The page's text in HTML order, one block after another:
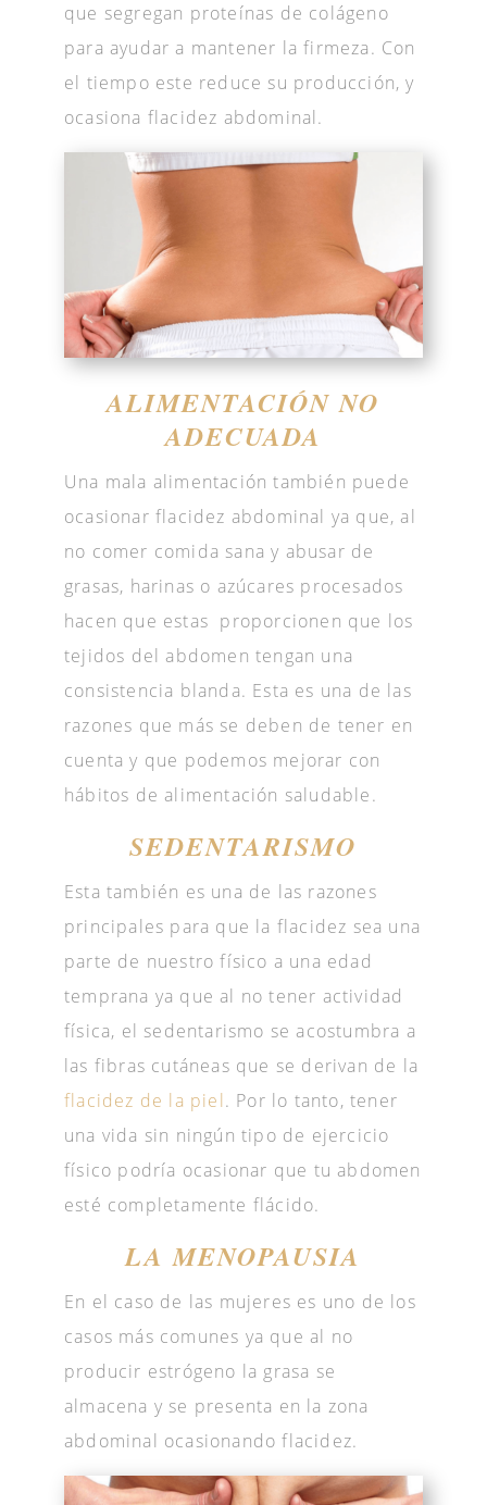
que segregan proteínas de colágeno
para ayudar a mantener la firmeza. Con
el tiempo este reduce su producción, y
ocasiona flacidez abdominal.
ALIMENTACIÓN NO
ADECUADA
Una mala alimentación también puede
ocasionar flacidez abdominal ya que, al
no comer comida sana y abusar de
grasas, harinas o azúcares procesados
hacen que estas proporcionen que los
tejidos del abdomen tengan una
consistencia blanda. Esta es una de las
razones que más se deben de tener en
cuenta y que podemos mejorar con
hábitos de alimentación saludable.
SEDENTARISMO
Esta también es una de las razones
principales para que la flacidez sea una
parte de nuestro físico a una edad
temprana ya que al no tener actividad
física, el sedentarismo se acostumbra a
las fibras cutáneas que se derivan de la
flacidez de la piel. Por lo tanto, tener
una vida sin ningún tipo de ejercicio
físico podría ocasionar que tu abdomen
esté completamente flácido.
LA MENOPAUSIA
En el caso de las mujeres es uno de los
casos más comunes ya que al no
producir estrógeno la grasa se
almacena y se presenta en la zona
abdominal ocasionando flacidez.